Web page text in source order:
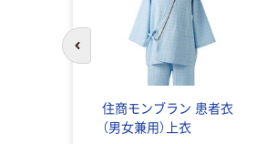
住商モンブラン 患者衣
（男女兼用）上衣
前のスライドへ